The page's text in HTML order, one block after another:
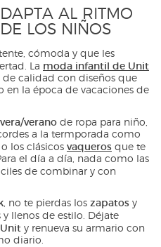
AL RITMO
LOS NIÑOS
cómoda y que les
La moda infantil de Unit
de calidad con diseños que
la época de vacaciones de
verano de ropa para niño,
a la termporada como
los clásicos vaqueros que te
el día a día, nada como las
de combinar y con
, no te pierdas los zapatos y
y llenos de estilo. Déjate
Unit y renueva su armario con
diario.